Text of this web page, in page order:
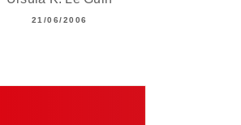
21/06/2006